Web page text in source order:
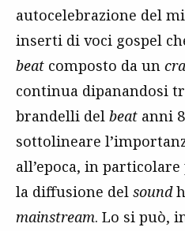
autocelebrazione del
inserti di voci gospel
beat composto da un
continua dipanandosi
brandelli del beat anni
sottolineare
all’epoca, in
la diffusione del sound
mainstream. Lo si può,